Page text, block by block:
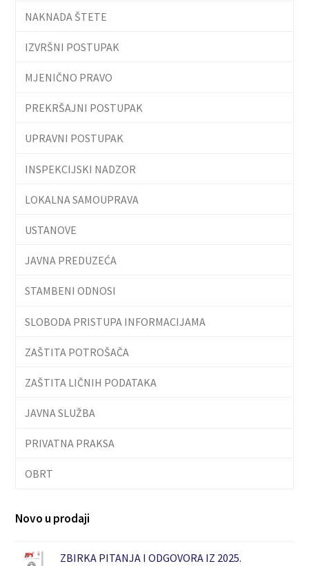
NAKNADA ŠTETE
IZVRŠNI POSTUPAK
MJENIČNO PRAVO
PREKRŠAJNI POSTUPAK
UPRAVNI POSTUPAK
INSPEKCIJSKI NADZOR
LOKALNA SAMOUPRAVA
USTANOVE
JAVNA PREDUZEĆA
STAMBENI ODNOSI
SLOBODA PRISTUPA INFORMACIJAMA
ZAŠTITA POTROŠAČA
ZAŠTITA LIČNIH PODATAKA
JAVNA SLUŽBA
PRIVATNA PRAKSA
OBRT
Novo u prodaji
ZBIRKA PITANJA I ODGOVORA IZ 2025.